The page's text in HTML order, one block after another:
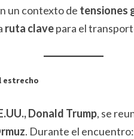
un contexto de tensiones
ruta clavepara el
estrecho
Donald Trump, se
. Durante el encuentro: